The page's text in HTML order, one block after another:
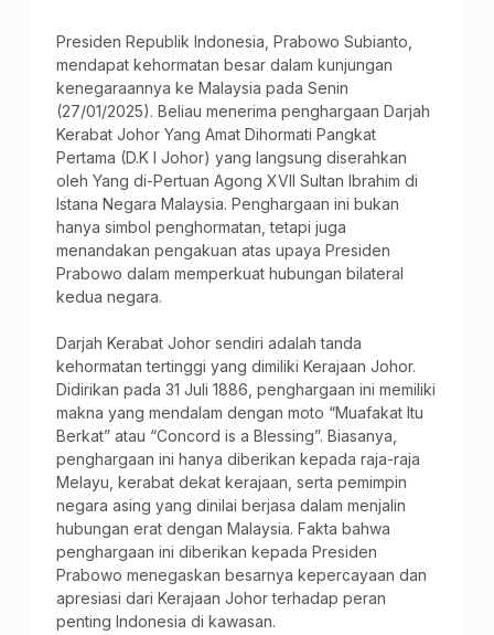
Presiden Republik Indonesia, Prabowo Subianto,
mendapat kehormatan besar dalam kunjungan
kenegaraannya ke Malaysia pada Senin
(27/01/2025). Beliau menerima penghargaan Darjah
Kerabat Johor Yang Amat Dihormati Pangkat
Pertama (D.K I Johor) yang langsung diserahkan
oleh Yang di-Pertuan Agong XVII Sultan Ibrahim di
Istana Negara Malaysia. Penghargaan ini bukan
hanya simbol penghormatan, tetapi juga
menandakan pengakuan atas upaya Presiden
Prabowo dalam memperkuat hubungan bilateral
kedua negara.
Darjah Kerabat Johor sendiri adalah tanda
kehormatan tertinggi yang dimiliki Kerajaan Johor.
Didirikan pada 31 Juli 1886, penghargaan ini memiliki
makna yang mendalam dengan moto “Muafakat Itu
Berkat” atau “Concord is a Blessing”. Biasanya,
penghargaan ini hanya diberikan kepada raja-raja
Melayu, kerabat dekat kerajaan, serta pemimpin
negara asing yang dinilai berjasa dalam menjalin
hubungan erat dengan Malaysia. Fakta bahwa
penghargaan ini diberikan kepada Presiden
Prabowo menegaskan besarnya kepercayaan dan
apresiasi dari Kerajaan Johor terhadap peran
penting Indonesia di kawasan.